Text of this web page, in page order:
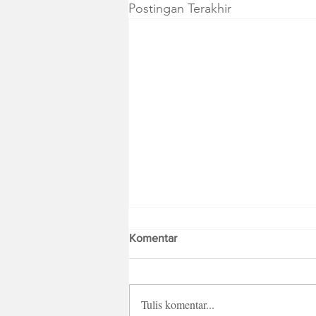
Postingan Terakhir
Komentar
Tulis komentar...